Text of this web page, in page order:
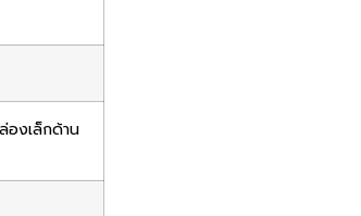
องเล็กด้าน